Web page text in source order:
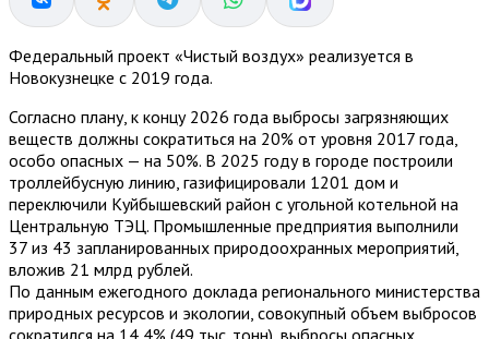
Федеральный проект «Чистый воздух» реализуется в
Новокузнецке с 2019 года.
Согласно плану, к концу 2026 года выбросы загрязняющих
веществ должны сократиться на 20% от уровня 2017 года,
особо опасных — на 50%. В 2025 году в городе построили
троллейбусную линию, газифицировали 1201 дом и
переключили Куйбышевский район с угольной котельной на
Центральную ТЭЦ. Промышленные предприятия выполнили
37 из 43 запланированных природоохранных мероприятий,
вложив 21 млрд рублей.
По данным ежегодного доклада регионального министерства
природных ресурсов и экологии, совокупный объем выбросов
сократился на 14,4% (49 тыс. тонн), выбросы опасных